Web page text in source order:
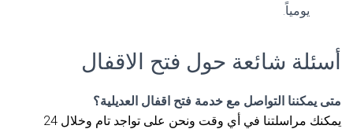
يومياً.
أسئلة شائعة حول فتح الاقفال
متى يمكننا التواصل مع خدمة فتح اقفال العديلية؟
يمكنك مراسلتنا في أي وقت ونحن على تواجد تام وخلال 24